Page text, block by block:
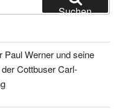
Suchen
Paul Werner und seine
Cottbuser Carl-